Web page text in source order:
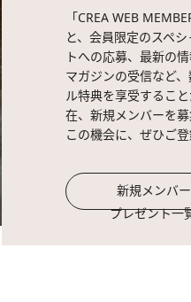
「CREA WEB
と、会員限定のスペ
トへの応募、最新の
マガジンの受信など
ル特典を享受するこ
在、新規メンバーを募
この機会に、ぜひご登
新規メンバ
プレゼント一